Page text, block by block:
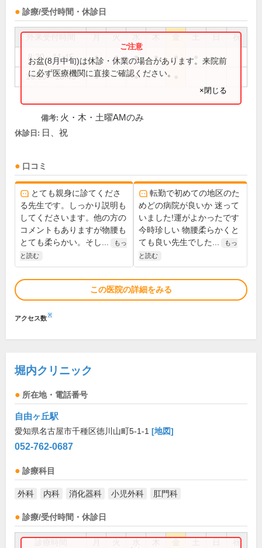
診療/受付時間・休診日
祝
8:30～11:45 ● ● ● ● ●
16:00～18:45 ● ●
お盆(8月中旬)は休診・休業の場合があります。来院前
に必ず医療機関に直接ご確認ください。
×閉じる
備考: 火・木・土曜AMのみ
休診日: 日、祝
口コミ
とても親身に診てくださ
る先生です。しっかり説明も
してくださいます。他の方の
コメントもありますが物腰も
とても柔らかい。そし...
もっ
と読む
転勤で初めての地区のた
めどの病院が良いか 迷って
いました!運がよかったです
今時珍しい 物腰柔らかくと
ても良い先生でした...
もっ
と読む
この医院の詳細をみる
アクセス数※
堀内クリニック
所在地・電話番号
自由ヶ丘駅
愛知県名古屋市千種区徳川山町5-1-1 [地図]
052-762-0687
診療科目
外科 内科 消化器科 小児外科 肛門科
診療/受付時間・休診日
祝